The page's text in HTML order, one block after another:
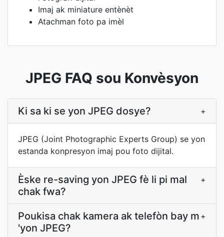
Imaj ak miniature entènèt
Atachman foto pa imèl
JPEG FAQ sou Konvèsyon
Ki sa ki se yon JPEG dosye? +
JPEG (Joint Photographic Experts Group) se yon
estanda konpresyon imaj pou foto dijital.
Èske re-saving yon JPEG fè li pi mal
chak fwa?
+
Poukisa chak kamera ak telefòn bay m
'yon JPEG?
+